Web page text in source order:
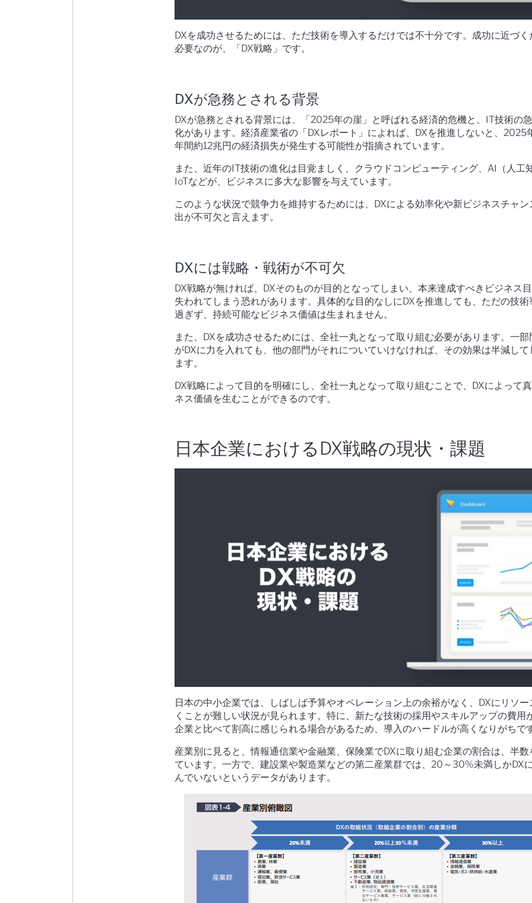
DXを成功させるためには、ただ技術を導入するだけでは不十分です。成功に近づく
必要なのが、「DX戦略」です。
DXが急務とされる背景
DXが急務とされる背景には、「2025年の崖」と呼ばれる経済的危機と、IT技術の
化があります。経済産業省の「DXレポート」によれば、DXを推進しないと、2025
年間約12兆円の経済損失が発生する可能性が指摘されています。
また、近年のIT技術の進化は目覚ましく、クラウドコンピューティング、AI（人工
IoTなどが、ビジネスに多大な影響を与えています。
このような状況で競争力を維持するためには、DXによる効率化や新ビジネスチャン
出が不可欠と言えます。
DXには戦略・戦術が不可欠
DX戦略が無ければ、DXそのものが目的となってしまい、本来達成すべきビジネス
失われてしまう恐れがあります。具体的な目的なしにDXを推進しても、ただの技術
過ぎず、持続可能なビジネス価値は生まれません。
また、DXを成功させるためには、全社一丸となって取り組む必要があります。一部
がDXに力を入れても、他の部門がそれについていけなければ、その効果は半減して
ます。
DX戦略によって目的を明確にし、全社一丸となって取り組むことで、DXによって
ネス価値を生むことができるのです。
日本企業におけるDX戦略の現状・課題
日本の中小企業では、しばしば予算やオペレーション上の余裕がなく、DXにリソー
くことが難しい状況が見られます。特に、新たな技術の採用やスキルアップの費用
企業と比べて割高に感じられる場合があるため、導入のハードルが高くなりがちで
産業別に見ると、情報通信業や金融業、保険業でDXに取り組む企業の割合は、半数
ています。一方で、建設業や製造業などの第二産業群では、20～30%未満しかDX
んでいないというデータがあります。